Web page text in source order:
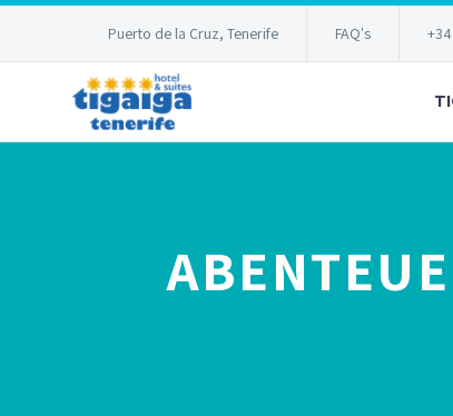
Puerto de la Cruz, Tenerife FAQ's